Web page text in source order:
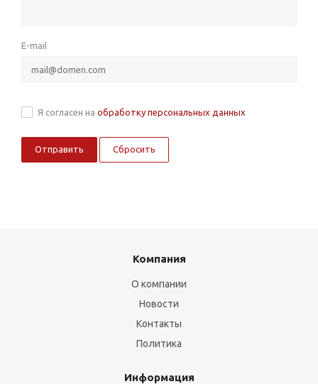
E-mail
Я согласен на обработку персональных данных
Сбросить
Компания
О компании
Новости
Контакты
Политика
Информация